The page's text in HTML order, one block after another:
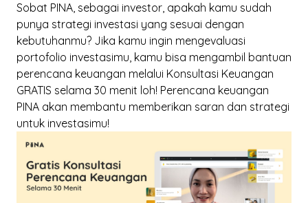
Sobat PINA, sebagai investor, apakah kamu sudah
punya strategi investasi yang sesuai dengan
kebutuhanmu? Jika kamu ingin mengevaluasi
portofolio investasimu, kamu bisa mengambil bantuan
perencana keuangan melalui Konsultasi Keuangan
GRATIS selama 30 menit loh! Perencana keuangan
PINA akan membantu memberikan saran dan strategi
untuk investasimu!